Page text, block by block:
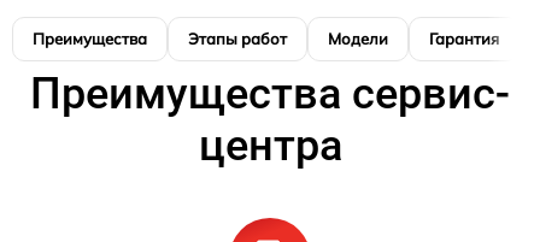
Преимущества Этапы работ Модели Гарантия
Преимущества сервис-
центра